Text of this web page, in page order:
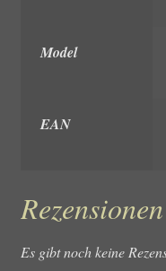
Model
EAN
Rezensionen
Es gibt noch keine